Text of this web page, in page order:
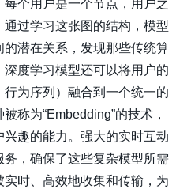
个用户是一个节点，用户之
过学习这张图的结构，模型
潜在关系，发现那些传统算
度学习模型还可以将用户的
为序列）融合到一个统一的
称为“Embedding”的技术，
趣的能力。强大的实时互动
务，确保了这些复杂模型所需
时、高效地收集和传输，为